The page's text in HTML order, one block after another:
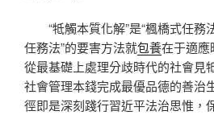
“牴觸本質化解”是“楓橋式任務
任務法”的要害方法就包養在于適應
從最基礎上處理分歧時代的社會見
社會管理本錢完成最優品德的善治
徑即是深刻踐行習近平法治思惟，